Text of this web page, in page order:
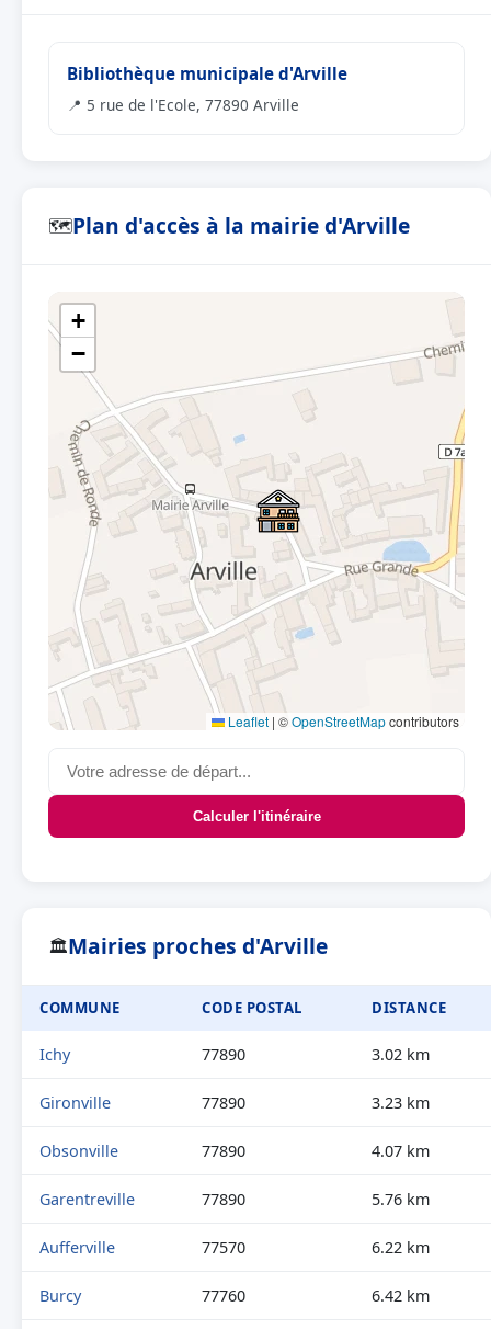
Bibliothèque municipale d'Arville
📍 5 rue de l'Ecole, 77890 Arville
🗺Plan d'accès à la mairie d'Arville
+
−
Leaflet | ©OpenStreetMapcontributors
Calculer l'itinéraire
🏛Mairies proches d'Arville
COMMUNE CODE POSTAL DISTANCE
Ichy 77890 3.02 km
Gironville 77890 3.23 km
Obsonville 77890 4.07 km
Garentreville 77890 5.76 km
Aufferville 77570 6.22 km
Burcy 77760 6.42 km